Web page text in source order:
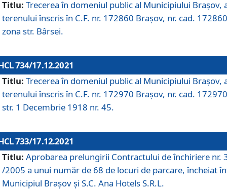
Titlu: Trecerea în domeniul public al Municipiului Braşov,
terenului înscris în C.F. nr. 172860 Brașov, nr. cad.
zona str. Bârsei.
734/17.12.2021
Titlu: Trecerea în domeniul public al Municipiului Braşov,
terenului înscris în C.F. nr. 172970 Brașov, nr. cad.
str. 1 Decembrie 1918 nr. 45.
733/17.12.2021
Titlu: Aprobarea prelungirii Contractului de închiriere nr.
/2005 a unui număr de 68 de locuri de parcare, încheiat
Municipiul Braşov şi S.C. Ana Hotels S.R.L.